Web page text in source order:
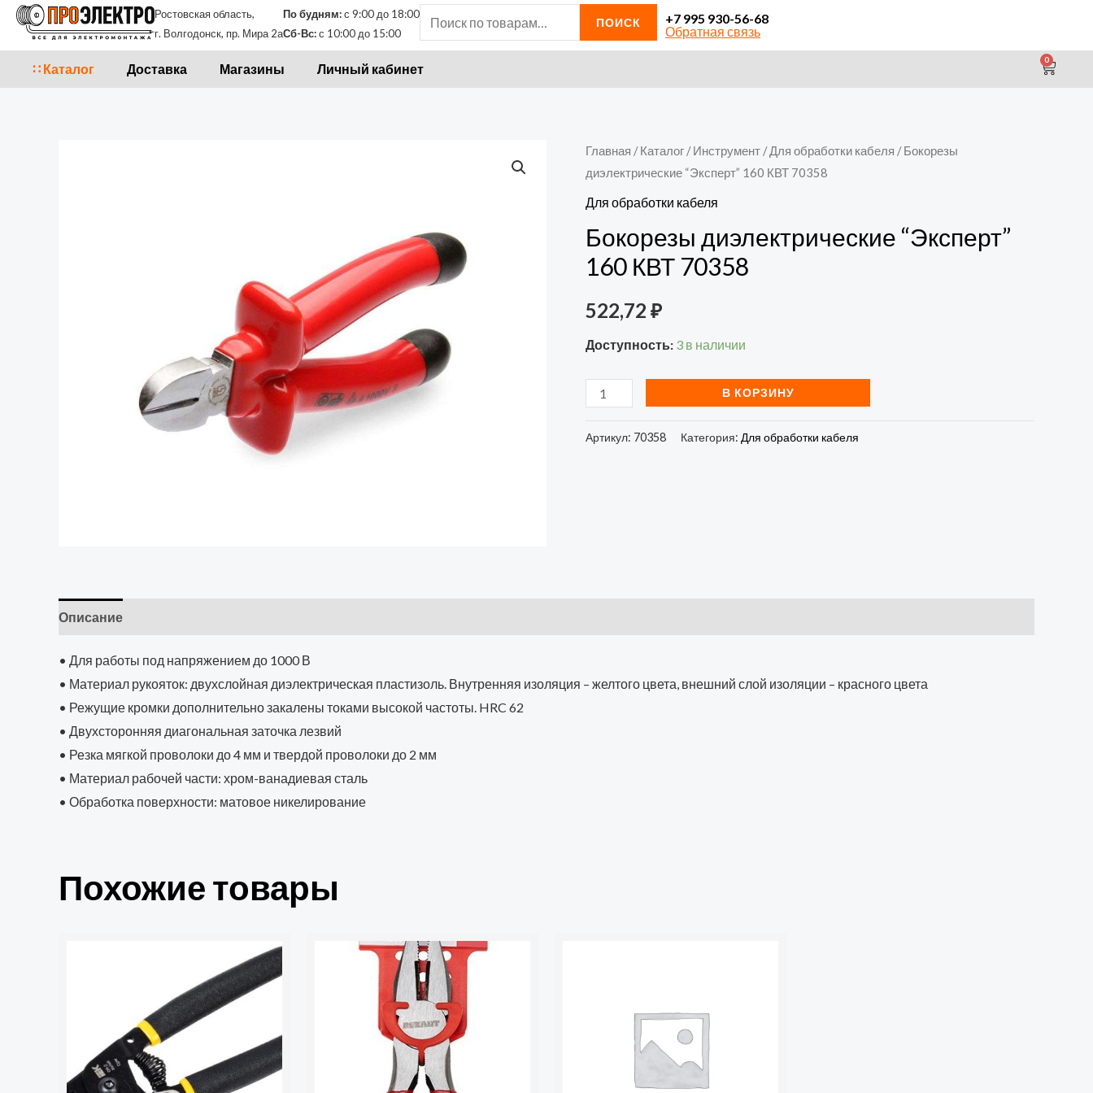
Перейти
Ростовская область,
г. Волгодонск, пр. Мира 2а
По будням:с 9:00 до 18:00
Сб-Вс:с 10:00 до 15:00
Искать: ПОИСК
+7 995 930-56-68
Обратная связь
∷ Каталог Доставка Магазины Личный кабинет
0
Главная /Каталог /Инструмент /Для обработки кабеля / Бокорезы
диэлектрические “Эксперт” 160 КВТ 70358
Для обработки кабеля
Бокорезы диэлектрические “Эксперт”
160 КВТ 70358
522,72 ₽
Доступность: 3 в наличии
Количество
товара
Бокорезы
"Эксперт"
160
70358
В КОРЗИНУ
Артикул: 70358 Категория: Для обработки кабеля
Описание
• Для работы под напряжением до 1000 В
• Материал рукояток: двухслойная диэлектрическая пластизоль. Внутренняя изоляция – желтого цвета, внешний слой изоляции – красного цвета
• Режущие кромки дополнительно закалены токами высокой частоты. HRC 62
• Двухсторонняя диагональная заточка лезвий
• Резка мягкой проволоки до 4 мм и твердой проволоки до 2 мм
• Материал рабочей части: хром-ванадиевая сталь
• Обработка поверхности: матовое никелирование
Похожие товары
Количество
Плоскогубцы
комбинированные